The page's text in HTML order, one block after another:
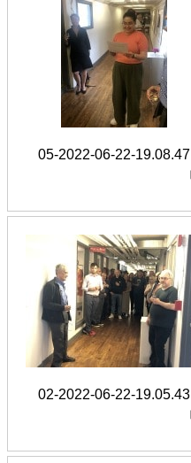
05-2022-06-22-19.08.47
02-2022-06-22-19.05.43